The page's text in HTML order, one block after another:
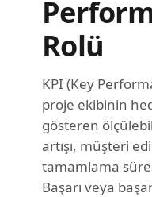
Rolü
KPI (Key
proje ekibinin
gösteren
artışı, müşteri
tamamlama
Başarı veya